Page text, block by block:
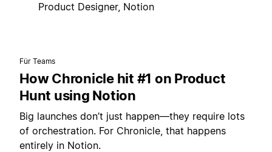
Product Designer, Notion
Für Teams
How Chronicle hit #1 on Product
Hunt using Notion
Big launches don’t just happen—they require lots
of orchestration. For Chronicle, that happens
entirely in Notion.